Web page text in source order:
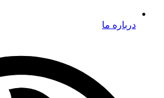
درباره ما